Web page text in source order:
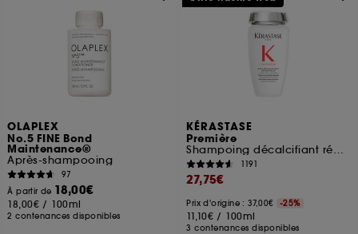
OLAPLEX
No.5 FINE Bond
Maintenance®
Après-shampooing
97
À partir de 18,00€
18,00€ / 100ml
2 contenances disponibles
KÉRASTASE
Première
Shampoing décalcifiant réparateur pour cheveux abîmés
1191
27,75€
Prix d'origine : 37,00€ -25%
11,10€ / 100ml
3 contenances disponibles